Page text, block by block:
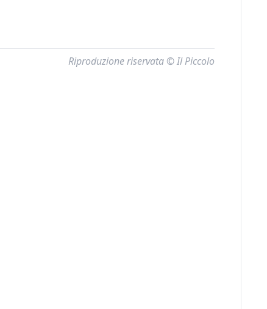
Riproduzione riservata © Il Piccolo